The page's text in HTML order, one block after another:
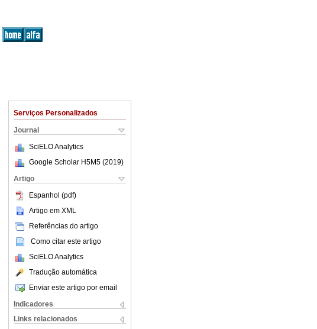
Serviços Personalizados
Journal
SciELO Analytics
Google Scholar H5M5 (2019)
Artigo
Espanhol (pdf)
Artigo em XML
Referências do artigo
Como citar este artigo
SciELO Analytics
Tradução automática
Enviar este artigo por email
Indicadores
Links relacionados